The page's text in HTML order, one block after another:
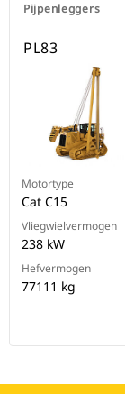
Pijpenleggers
PL83
Motortype
Cat C15
Vliegwielvermogen
238 kW
Hefvermogen
77111 kg